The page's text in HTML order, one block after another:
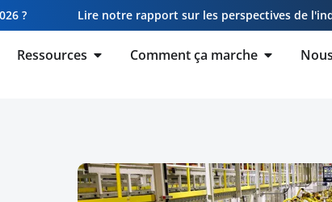
? Lire notre rapport sur les perspectives de
Ressources Comment ça marche